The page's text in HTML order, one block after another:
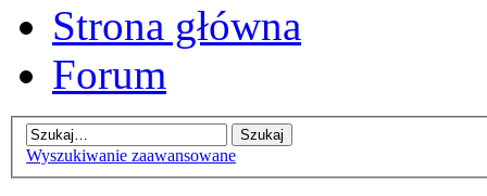
Strona główna
Forum
Wyszukiwanie zaawansowane